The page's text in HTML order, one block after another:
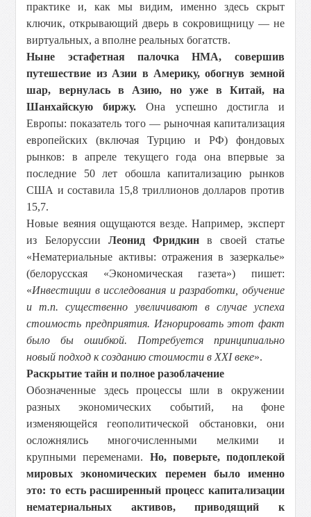
практике и, как мы видим, именно здесь скрыт
ключик, открывающий дверь в сокровищницу — не
виртуальных, а вполне реальных богатств.
Ныне эстафетная палочка НМА, совершив
путешествие из Азии в Америку, обогнув земной
шар, вернулась в Азию, но уже в Китай, на
Шанхайскую биржу.Она успешно достигла и
Европы: показатель того — рыночная капитализация
европейских (включая Турцию и РФ) фондовых
рынков: в апреле текущего года она впервые за
последние 50 лет обошла капитализацию рынков
США и составила 15,8 триллионов долларов против
15,7.
Новые веяния ощущаются везде. Например, эксперт
из Белоруссии Леонид Фридкин в своей статье
«Нематериальные активы: отражения в зазеркалье»
(белорусская «Экономическая газета») пишет:
«Инвестиции в исследования и разработки, обучение
и т.п. существенно увеличивают в случае успеха
стоимость предприятия. Игнорировать этот факт
было бы ошибкой. Потребуется принципиально
новый подход к созданию стоимости в XXI веке».
Раскрытие тайн и полное разоблачение
Обозначенные здесь процессы шли в окружении
разных экономических событий, на фоне
изменяющейся геополитической обстановки, они
осложнялись многочисленными мелкими и
крупными переменами. Но, поверьте, подоплекой
мировых экономических перемен было именно
это: то есть расширенный процесс капитализации
нематериальных активов, приводящий к